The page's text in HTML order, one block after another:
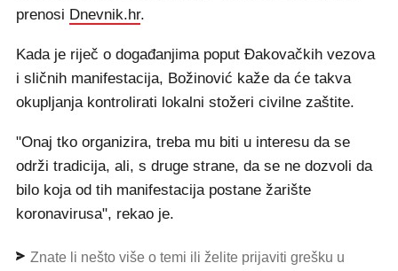
prenosi Dnevnik.hr.
Kada je riječ o događanjima poput Đakovačkih vezova
i sličnih manifestacija, Božinović kaže da će takva
okupljanja kontrolirati lokalni stožeri civilne zaštite.
"Onaj tko organizira, treba mu biti u interesu da se
održi tradicija, ali, s druge strane, da se ne dozvoli da
bilo koja od tih manifestacija postane žarište
koronavirusa", rekao je.
Znate li nešto više o temi ili želite prijaviti grešku u